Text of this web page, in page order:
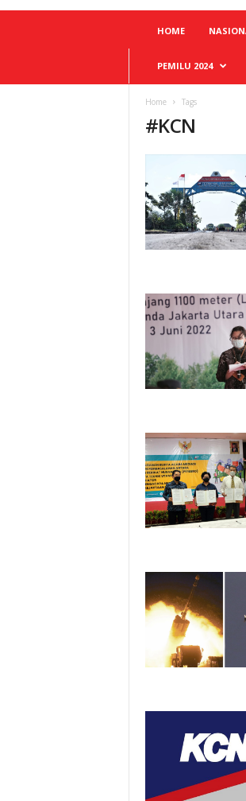
HOME
PEMILU 2024
Home Tags
#KCN